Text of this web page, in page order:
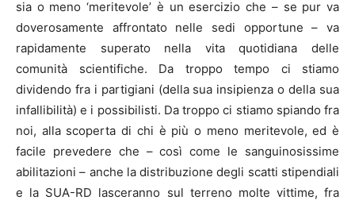
sia o meno ‘meritevole’ è un esercizio che – se pur va
doverosamente affrontato nelle sedi opportune – va
rapidamente superato nella vita quotidiana delle
comunità scientifiche. Da troppo tempo ci stiamo
dividendo fra i partigiani (della sua insipienza o della sua
infallibilità) e i possibilisti. Da troppo ci stiamo spiando fra
noi, alla scoperta di chi è più o meno meritevole, ed è
facile prevedere che – così come le sanguinosissime
abilitazioni – anche la distribuzione degli scatti stipendiali
e la SUA-RD lasceranno sul terreno molte vittime, fra